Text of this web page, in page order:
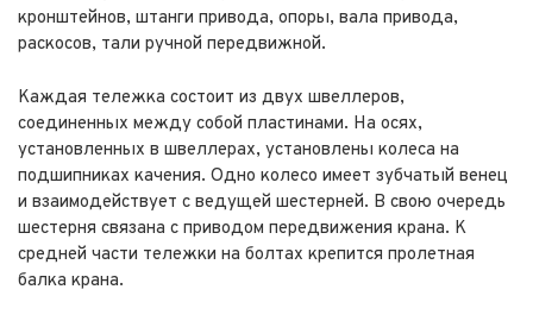
кронштейнов, штанги привода, опоры, вала привода,
раскосов, тали ручной передвижной.
Каждая тележка состоит из двух швеллеров,
соединенных между собой пластинами. На осях,
установленных в швеллерах, установлены колеса на
подшипниках качения. Одно колесо имеет зубчатый венец
и взаимодействует с ведущей шестерней. В свою очередь
шестерня связана с приводом передвижения крана. К
средней части тележки на болтах крепится пролетная
балка крана.